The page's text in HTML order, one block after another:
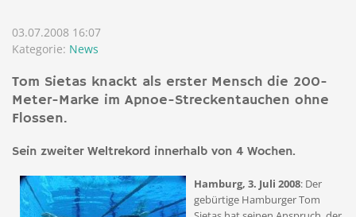
03.07.2008 16:07
Kategorie: News
Tom Sietas knackt als erster Mensch die 200-
Meter-Marke im Apnoe-Streckentauchen ohne
Flossen.
Sein zweiter Weltrekord innerhalb von 4 Wochen.
Hamburg, 3. Juli 2008: Der
gebürtige Hamburger Tom